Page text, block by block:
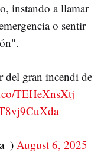
instando a llamar
o sentir
gran incendi de
TEHeXnsXtj
August 6, 2025